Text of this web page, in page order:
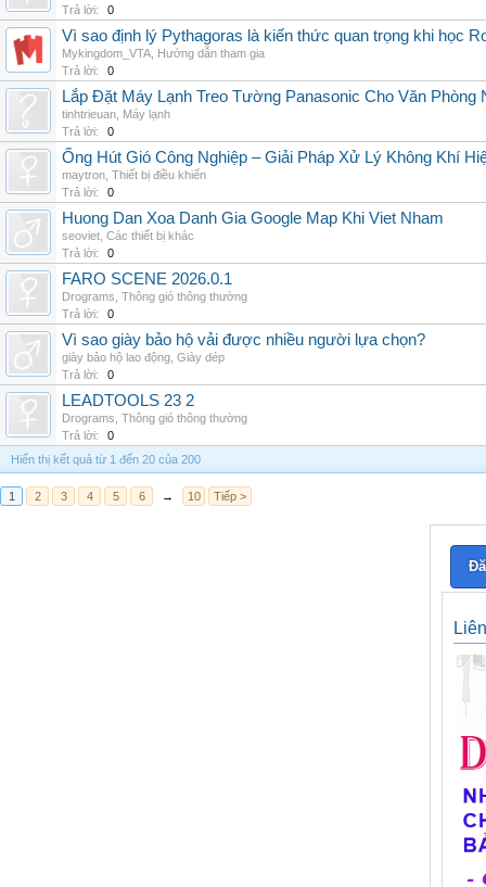
Trả lời:
0
Vì sao định lý Pythagoras là kiến thức quan trọng khi học
Mykingdom_VTA Hướng dẫn tham gia
Trả lời:
0
Lắp Đặt Máy Lạnh Treo Tường Panasonic Cho Văn Phòng
tinhtrieuan Máy lạnh
Trả lời:
0
Ống Hút Gió Công Nghiệp – Giải Pháp Xử Lý Không Khí
maytron Thiết bị điều khiển
Trả lời:
0
Huong Dan Xoa Danh Gia Google Map Khi Viet Nham
seoviet Các thiết bị khác
Trả lời:
0
FARO SCENE 2026.0.1
Drograms Thông gió thông thường
Trả lời:
0
Vì sao giày bảo hộ vải được nhiều người lựa chọn?
giày bảo hộ lao động Giày dép
Trả lời:
0
LEADTOOLS 23 2
Drograms Thông gió thông thường
Trả lời:
0
Hiển thị kết quả từ 1 đến 20 của 200
1 2 3 4 5 6 → 10 Tiếp >